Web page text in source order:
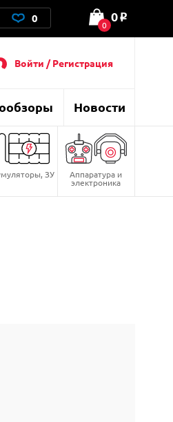
0 0
0 o
Войти / Регистрация
Новости
ЗУ Аппаратура и
электроника